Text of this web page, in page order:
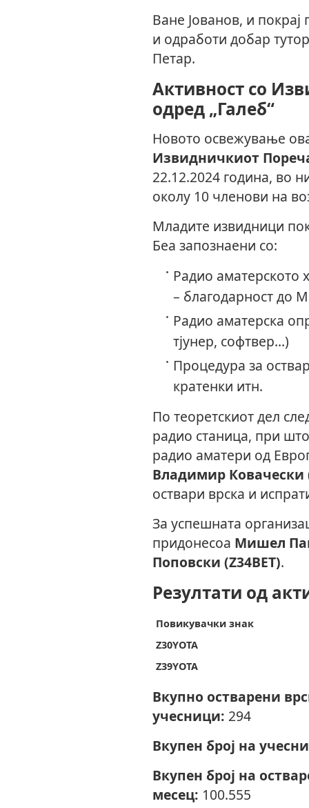
Ване Јованов, и
и одработи добар
Петар.
Активност со
одред „Галеб“
Новото освежување
Извидничкиот
22.12.2024 година, во
околу 10 членови на
Младите извидници
Беа запознаени со:
Радио аматерското
– благодарност до
Радио аматерска
тјунер, софтвер...)
Процедура за
кратенки итн.
По теоретскиот дел
радио станица, при
радио аматери од
Владимир Ковачески
оствари врска и
За успешната
придонесоа Мишел
Поповски (Z34BET).
Резултати од
Повикувачки знак
Z30YOTA
Z39YOTA
Вкупно остварени
учесници: 294
Вкупен број на
Вкупен број на
месец: 100.555